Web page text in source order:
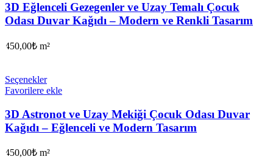
3D Eğlenceli Gezegenler ve Uzay Temalı Çocuk
Odası Duvar Kağıdı – Modern ve Renkli Tasarım
450,00₺ m²
Seçenekler
Favorilere ekle
3D Astronot ve Uzay Mekiği Çocuk Odası Duvar
Kağıdı – Eğlenceli ve Modern Tasarım
450,00₺ m²